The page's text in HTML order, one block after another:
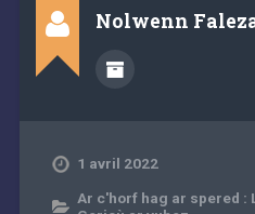
Nolwenn
1 avril 2022
Ar c'horf hag ar spered :